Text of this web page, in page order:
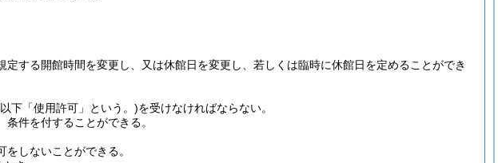
定する開館時間を変更し、又は休館日を変更し、若しくは臨時に休館日を定めることができ
下「使用許可」という。)を受けなければならない。
件を付することができる。
しないことができる。